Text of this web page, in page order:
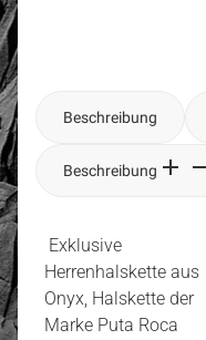
Beschreibung
Beschreibung
Exklusive
Herrenhalskette aus
Onyx, Halskette der
Marke Puta Roca